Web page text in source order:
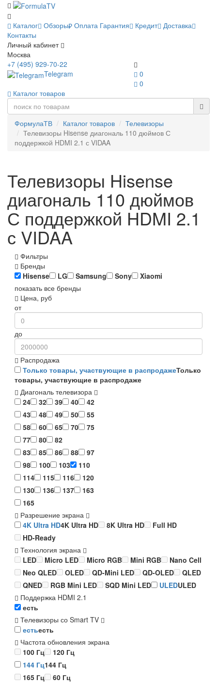
Каталог Обзоры Оплата Гарантия Кредит Доставка
Контакты
Личный кабинет
Москва
0
0
+7 (495) 929-70-22
Telegram
Каталог товаров
ФормулаТВ Каталог товаров
Телевизоры
Телевизоры Hisense диагональ 110 дюймов С
поддержкой HDMI 2.1 с VIDAA
Телевизоры Hisense
диагональ 110 дюймов
С поддержкой HDMI 2.1
с VIDAA
Фильтры
Бренды
Hisense
LG Samsung Sony
Xiaomi
показать все бренды
Цена, руб
от
до
Распродажа
Только товары, участвующие в распродажеТолько
товары, участвующие в распродаже
Диагональ телевизора
24
32 39 40
42
43
48 49 50
55
58
60 65 70
75
77
80
82
83
85 86 88
97
98
100 103
110
114
115 116
120
130
136 137
163
165
Разрешение экрана
4K Ultra HD4K Ultra HD 8K Ultra HD
Full HD
HD-Ready
Технология экрана
LED
Micro LED Micro RGB Mini RGB
Nano Cell
Neo QLED
OLED QD-Mini LED QD-OLED
QLED
QNED
RGB Mini LED SQD Mini LED ULEDULED
Поддержка HDMI 2.1
есть
Телевизоры со Smart TV
естьесть
Частота обновления экрана
100 Гц
120 Гц
144 Гц144 Гц
165 Гц
60 Гц